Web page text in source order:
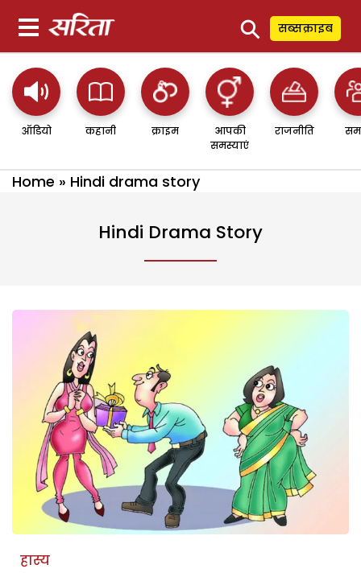
⚲ सब्सक्राइब
ऑडियो कहानी क्राइम
आपकी
समस्याएं
राजनीति
Home » Hindi drama story
Hindi Drama Story
हास्य